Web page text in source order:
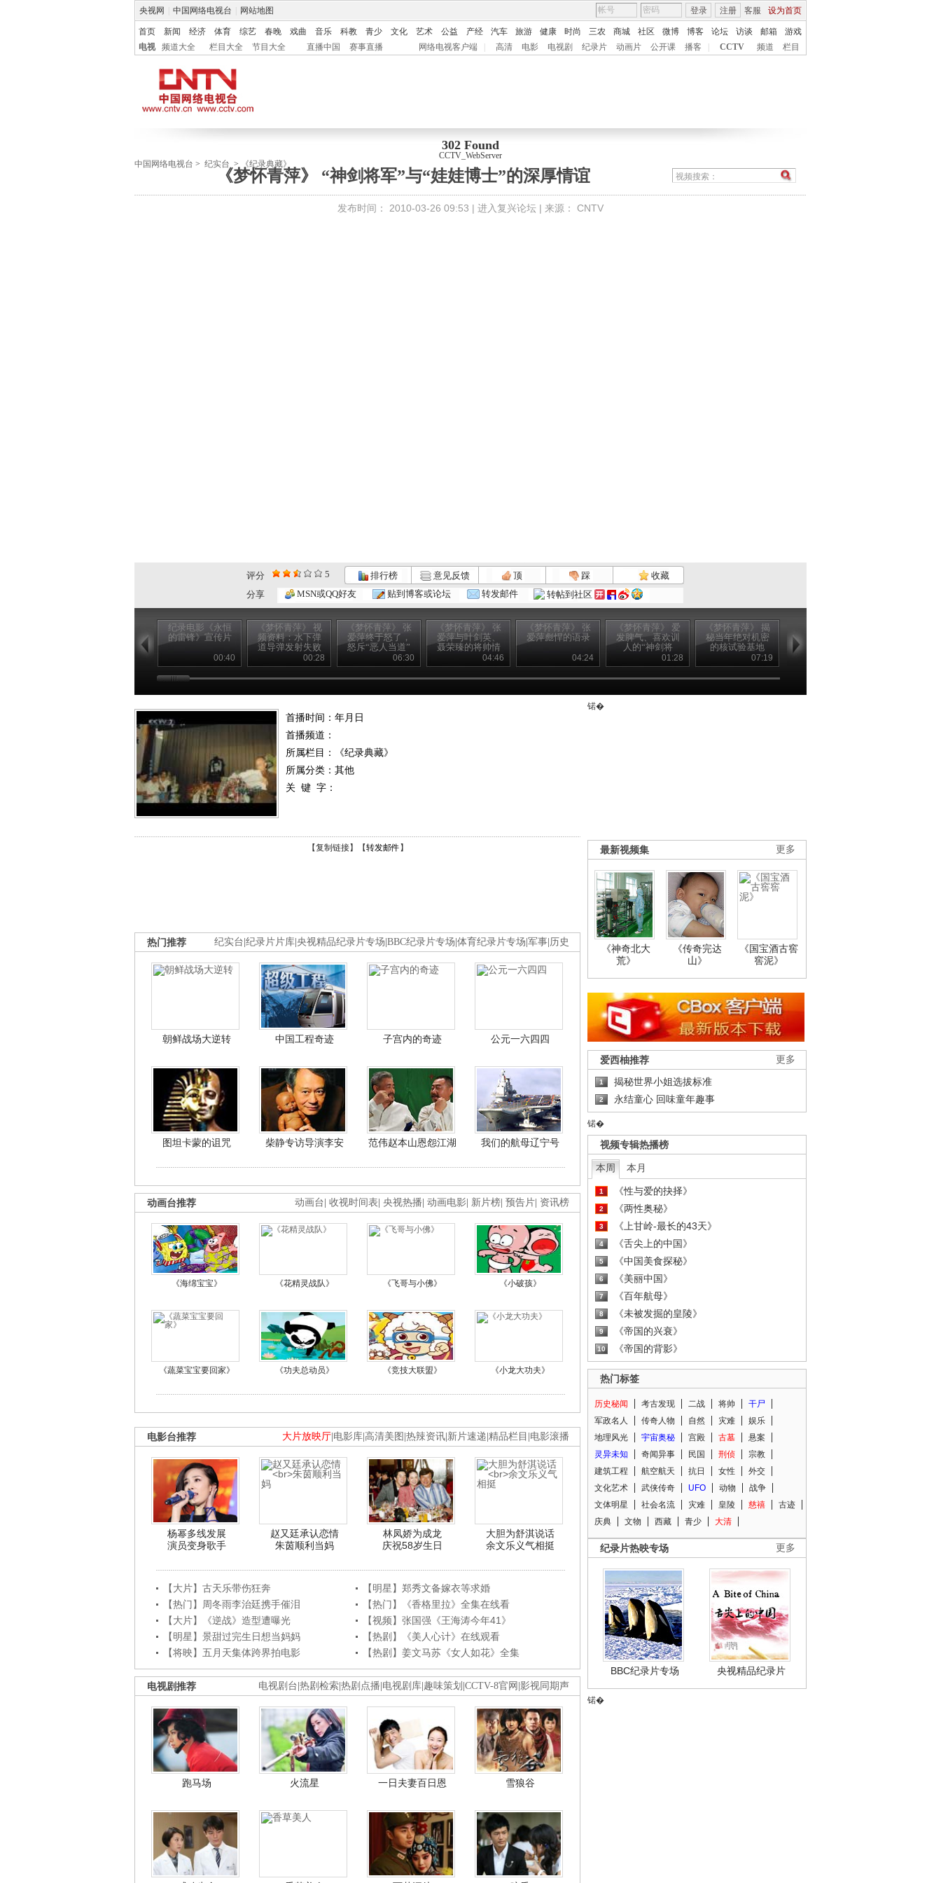
央视网 中国网络电视台 网站地图 客服 设为首页
登录 注册
首页 新闻 经济 体育 综艺 春晚 戏曲 音乐 科教 青少 文化 艺术 公益 产经 汽车 旅游 健康 时尚 三农 商城 社区 微博 博客 论坛 访谈 邮箱
游戏
电视
频道大全 栏目大全 节目大全 直播中国 赛事直播 网络电视客户端 高清 电影 电视剧 纪录片 动画片 公开课 播客 CCTV 频道 栏目
302 Found
CCTV_WebServer
中国网络电视台 > 纪实台 > 《纪录典藏》
《梦怀青萍》 “神剑将军”与“娃娃博士”的深厚情谊
发布时间： 2010-03-26 09:53 | 进入复兴论坛 | 来源： CNTV
评分 5 排行榜 意见反馈 顶 踩
收藏
分享
MSN或QQ好友 贴到博客或论坛 转发邮件 转帖到社区
纪录电影《永恒
的雷锋》宣传片
00:40
《梦怀青萍》 视
频资料：水下弹
道导弹发射失败
00:28
《梦怀青萍》 张
爱萍终于怒了，
怒斥“恶人当道”
06:30
《梦怀青萍》 张
爱萍与叶剑英、
聂荣臻的将帅情
04:46
《梦怀青萍》 张
爱萍彪悍的语录
04:24
《梦怀青萍》 爱
发脾气、喜欢训
人的“神剑将
军”张爱萍01:28
《梦怀青萍》 揭
秘当年绝对机密
的核试验基地
07:19
世纪50年代人民
军队都发生了哪
首播时间：年月日
首播频道：
所属栏目：
《纪录典藏》
所属分类：其他
关 键 字：
【复制链接】【转发邮件 】
纪实台 纪录片片库 央视精品纪录片专场 BBC纪录片专场 体育纪录片专场 军事 历史
热门推荐
朝鲜战场大逆转 中国工程奇迹 子宫内的奇迹 公元一六四四
图坦卡蒙的诅咒 柴静专访导演李安 范伟赵本山恩怨江湖 我们的航母辽宁号
动画台 收视时间表 央视热播 动画电影 新片榜 预告片 资讯榜
动画台推荐
《海绵宝宝》 《花精灵战队》 《飞哥与小佛》 《小破孩》
《蔬菜宝宝要回家》 《功夫总动员》 《竞技大联盟》 《小龙大功夫》
大片放映厅 电影库 高清美图 热辣资讯 新片速递 精品栏目 电影滚播
电影台推荐
杨幂多线发展
演员变身歌手
赵又廷承认恋情
朱茵顺利当妈
林凤娇为成龙
庆祝58岁生日
大胆为舒淇说话
余文乐义气相挺
【大片】古天乐带伤狂奔
【明星】郑秀文备嫁衣等求婚
【热门】周冬雨李治廷携手催泪
【热门】《香格里拉》全集在线看
【大片】《逆战》造型遭曝光
【视频】张国强《王海涛今年41》
【明星】景甜过完生日想当妈妈
【热剧】《美人心计》在线观看
【将映】五月天集体跨界拍电影
【热剧】姜文马苏《女人如花》全集
电视剧台 热剧检索 热剧点播 电视剧库 趣味策划 CCTV-8官网 影视同期声
电视剧推荐
跑马场 火流星 一日夫妻百日恩 雪狼谷
锘�
更多
最新视频集
《神奇北大
荒》
《传奇完达
山》
《国宝酒古窖
窖泥》
更多
爱西柚推荐
1 揭秘世界小姐选拔标准
2 永结童心 回味童年趣事
锘�
视频专辑热播榜
本周 本月
1 《性与爱的抉择》
2 《两性奥秘》
3 《上甘岭-最长的43天》
4 《舌尖上的中国》
5 《中国美食探秘》
6 《美丽中国》
7 《百年航母》
8 《未被发掘的皇陵》
9 《帝国的兴衰》
10 《帝国的背影》
热门标签
历史秘闻 考古发现 二战 将帅
干尸
军政名人
传奇人物 自然 灾难
娱乐
地理风光
宇宙奥秘 宫殿 古墓
悬案
灵异未知
奇闻异事 民国 刑侦
宗教
建筑工程
航空航天 抗日 女性
外交
文化艺术
武侠传奇 UFO 动物
战争
文体明星
社会名流 灾难 皇陵 慈禧
古迹
庆典
文物 西藏 青少 大清
更多
纪录片热映专场
BBC纪录片专场 央视精品纪录片
锘�